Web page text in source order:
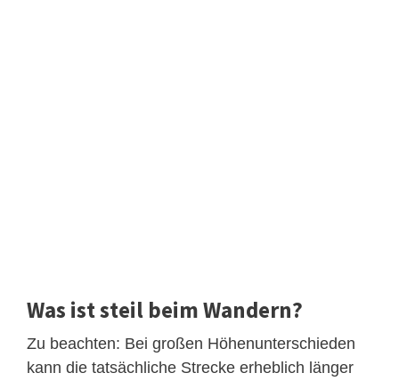
Was ist steil beim Wandern?
Zu beachten: Bei großen Höhenunterschieden
kann die tatsächliche Strecke erheblich länger